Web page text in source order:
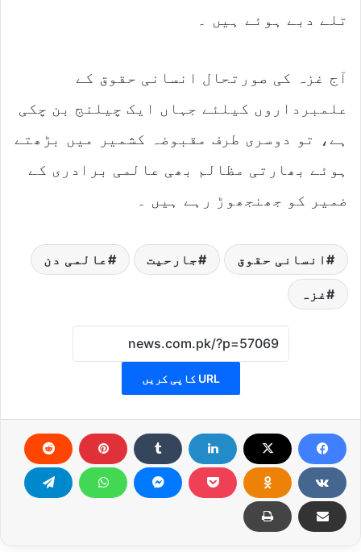
تلے دبے ہوئے ہیں ۔
آج غزہ کی صورتحال انسانی حقوق کے
علمبرداروں کیلئے جہاں ایک چیلنج بن چکی
ہے، تو دوسری طرف مقبوضہ کشمیر میں بڑھتے
ہوئے بھارتی مظالم بھی عالمی برادری کے
ضمیر کو جھنجھوڑ رہے ہیں ۔
انسانی حقوق جارحیت عالمی دن
غزہ
URL کاپی کریں